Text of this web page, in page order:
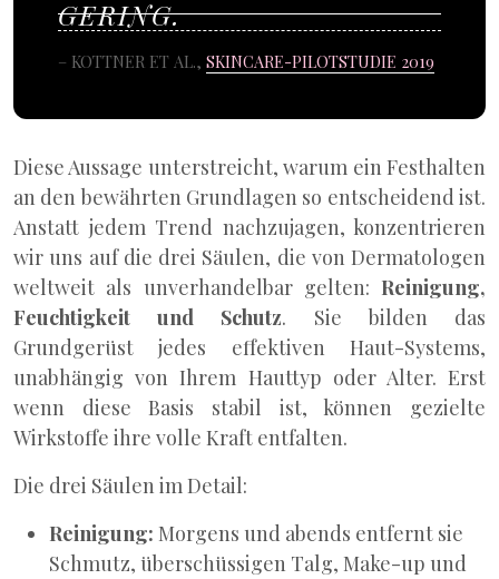
GERING.
– KOTTNER ET AL., SKINCARE-PILOTSTUDIE 2019
Diese Aussage unterstreicht, warum ein Festhalten
an den bewährten Grundlagen so entscheidend ist.
Anstatt jedem Trend nachzujagen, konzentrieren
wir uns auf die drei Säulen, die von Dermatologen
weltweit als unverhandelbar gelten: Reinigung,
Feuchtigkeit und Schutz. Sie bilden das
Grundgerüst jedes effektiven Haut-Systems,
unabhängig von Ihrem Hauttyp oder Alter. Erst
wenn diese Basis stabil ist, können gezielte
Wirkstoffe ihre volle Kraft entfalten.
Die drei Säulen im Detail:
Reinigung: Morgens und abends entfernt sie
Schmutz, überschüssigen Talg, Make-up und